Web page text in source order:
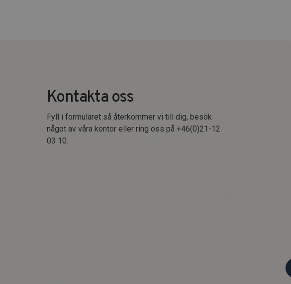
Kontakta oss
Fyll i formuläret så återkommer vi till dig, besök
något av våra kontor eller ring oss på +46(0)21-12
03 10.